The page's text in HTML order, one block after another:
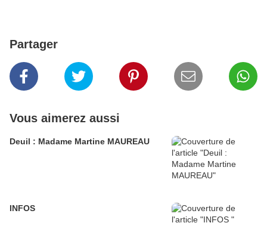
Partager
Vous aimerez aussi
Deuil : Madame Martine MAUREAU
INFOS